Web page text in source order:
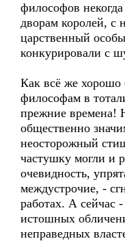
философов
дворам королей, с
царственный
конкурировали с
Как всё же хорошо
философам в
прежние времена!
общественно
неосторожный
частушку могли и
очевидность,
междустрочие, -
работах. А сейчас
истошных
неправедных